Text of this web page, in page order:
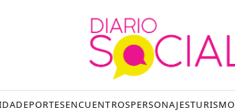
DEPORTESENCUENTROSPERSONAJESTURISMO